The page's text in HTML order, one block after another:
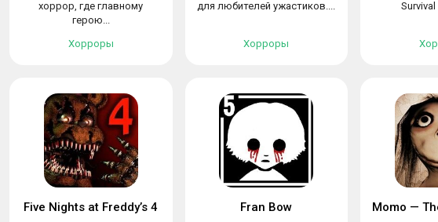
хоррор, где главному
герою...
Хорроры
для любителей ужастиков....
Хорроры
Survival
Five Nights at Freddy’s 4 Fran Bow